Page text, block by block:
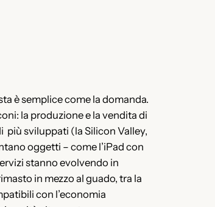
è semplice come la domanda.
la produzione e la vendita di
più sviluppati (la Silicon Valley,
oggetti – come l’iPad con
stanno evolvendo in
in mezzo al guado, tra la
con l’economia